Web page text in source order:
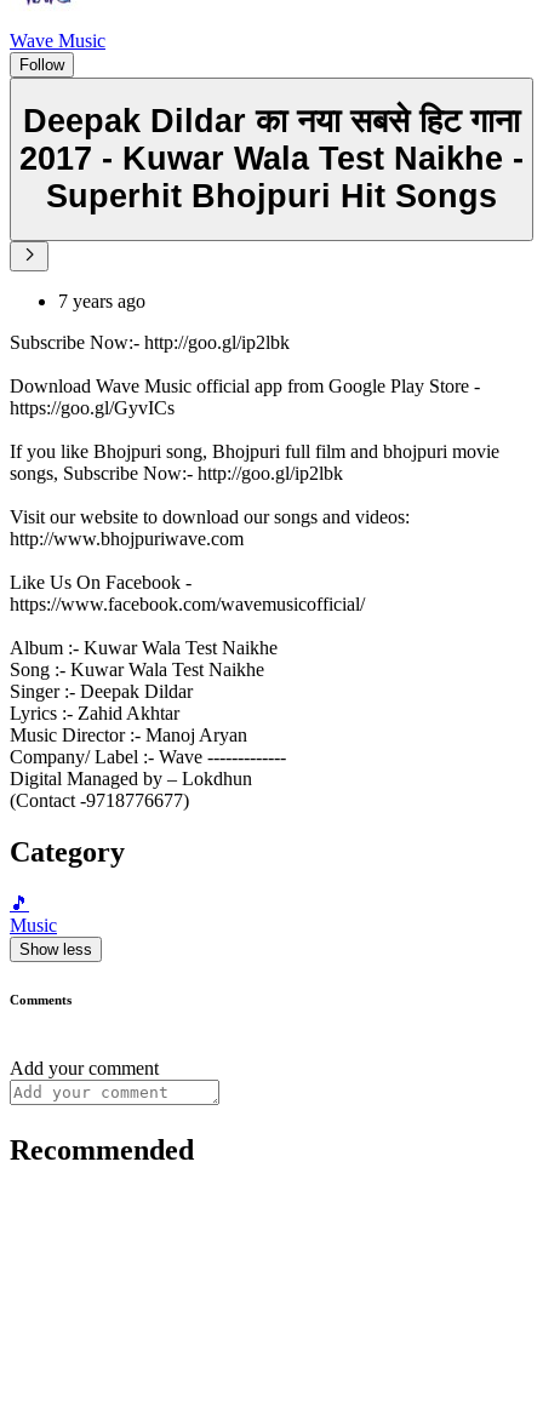
Wave Music
Follow
Deepak Dildar का नया सबसे हिट गाना
2017 - Kuwar Wala Test Naikhe -
Superhit Bhojpuri Hit Songs
7 years ago
Subscribe Now:- http://goo.gl/ip2lbk
Download Wave Music official app from Google Play Store -
https://goo.gl/GyvICs
If you like Bhojpuri song, Bhojpuri full film and bhojpuri movie
songs, Subscribe Now:- http://goo.gl/ip2lbk
Visit our website to download our songs and videos:
http://www.bhojpuriwave.com
Like Us On Facebook -
https://www.facebook.com/wavemusicofficial/
Album :- Kuwar Wala Test Naikhe
Song :- Kuwar Wala Test Naikhe
Singer :- Deepak Dildar
Lyrics :- Zahid Akhtar
Music Director :- Manoj Aryan
Company/ Label :- Wave -------------
Digital Managed by – Lokdhun
(Contact -9718776677)
Category
🎵
Music
Show less
Comments
Add your comment
Recommended